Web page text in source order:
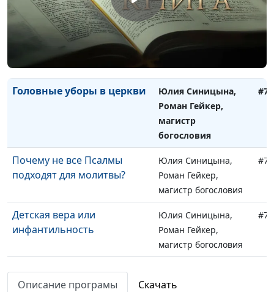
магистр богословия
Притча о работниках в
винограднике
Юлия Синицына,
Николай Синьков,
магистр богословия
Головные уборы в церкви
Юлия Синицына,
Роман Гейкер,
магистр
богословия
Почему не все Псалмы
подходят для молитвы?
Юлия Синицына,
Роман Гейкер,
магистр богословия
Детская вера или
инфантильность
Юлия Синицына,
Роман Гейкер,
магистр богословия
Праведность через веру
Роман Гейкер,
Описание програмы Скачать